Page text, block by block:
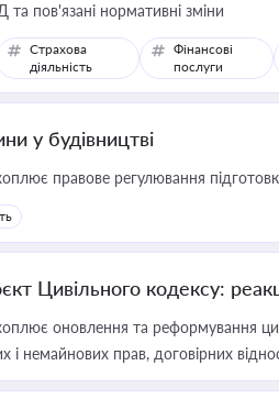
пов'язані нормативні зміни
Страхова
діяльність
Фінансові
послуги
у будівництві
правове регулювання
Цивільного кодексу:
оновлення та реформування
і немайнових прав, договірних